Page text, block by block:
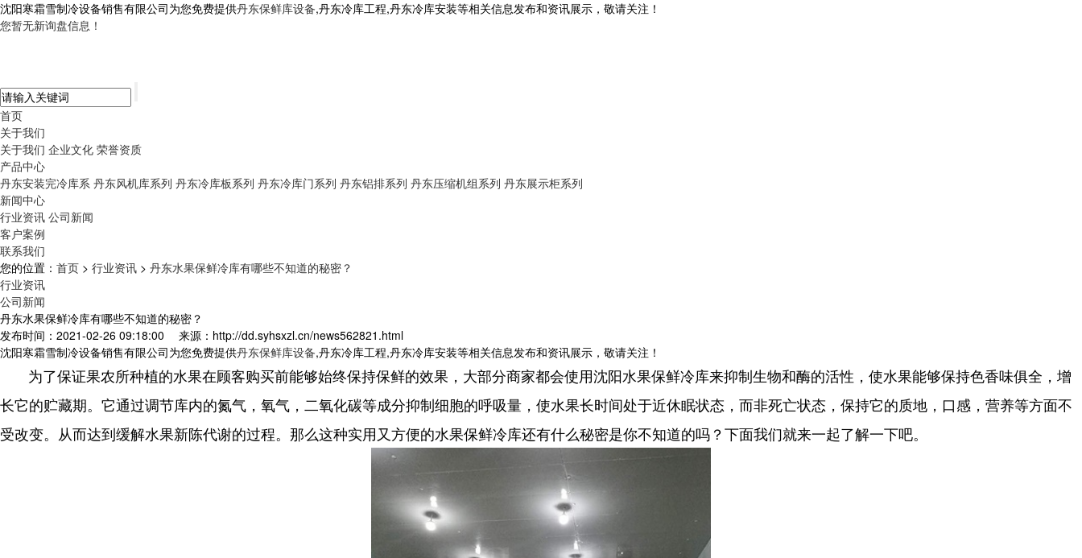
沈阳寒霜雪制冷设备销售有限公司为您免费提供丹东保鲜库设备,丹东冷库工程,丹东冷库安装等相关信息发布和资讯展示，敬请关注！
您暂无新询盘信息！
首页
关于我们
关于我们 企业文化 荣誉资质
产品中心
丹东安装完冷库系 丹东风机库系列 丹东冷库板系列 丹东冷库门系列 丹东铝排系列 丹东压缩机组系列 丹东展示柜系列
新闻中心
行业资讯 公司新闻
客户案例
联系我们
您的位置： 首页 > 行业资讯 > 丹东水果保鲜冷库有哪些不知道的秘密？
行业资讯
公司新闻
丹东水果保鲜冷库有哪些不知道的秘密？
发布时间：2021-02-26 09:18:00
来源：http://dd.syhsxzl.cn/news562821.html
沈阳寒霜雪制冷设备销售有限公司为您免费提供丹东保鲜库设备,丹东冷库工程,丹东冷库安装等相关信息发布和资讯展示，敬请关注！
为了保证果农所种植的水果在顾客购买前能够始终保持保鲜的效果，大部分商家都会使用沈阳水果保鲜冷库来抑制生物和酶的活性，使水果能够保持色香味俱全，增
长它的贮藏期。它通过调节库内的氮气，氧气，二氧化碳等成分抑制细胞的呼吸量，使水果长时间处于近休眠状态，而非死亡状态，保持它的质地，口感，营养等方面不
受改变。从而达到缓解水果新陈代谢的过程。那么这种实用又方便的水果保鲜冷库还有什么秘密是你不知道的吗？下面我们就来一起了解一下吧。